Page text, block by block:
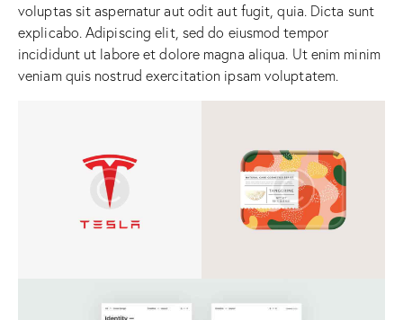
voluptas sit aspernatur aut odit aut fugit, quia. Dicta sunt
explicabo. Adipiscing elit, sed do eiusmod tempor
incididunt ut labore et dolore magna aliqua. Ut enim minim
veniam quis nostrud exercitation ipsam voluptatem.